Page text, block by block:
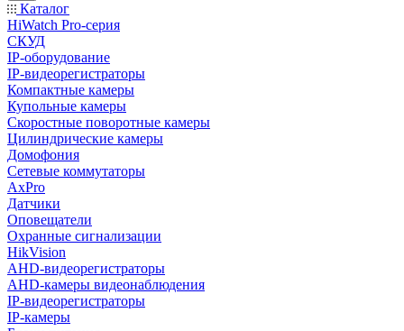
Каталог
HiWatch Pro-серия
CКУД
IP-оборудование
IP-видеорегистраторы
Компактные камеры
Купольные камеры
Скоростные поворотные камеры
Цилиндрические камеры
Домофония
Сетевые коммутаторы
AxPro
Датчики
Оповещатели
Охранные сигнализации
HikVision
AHD-видеорегистраторы
AHD-камеры видеонаблюдения
IP-видеорегистраторы
IP-камеры